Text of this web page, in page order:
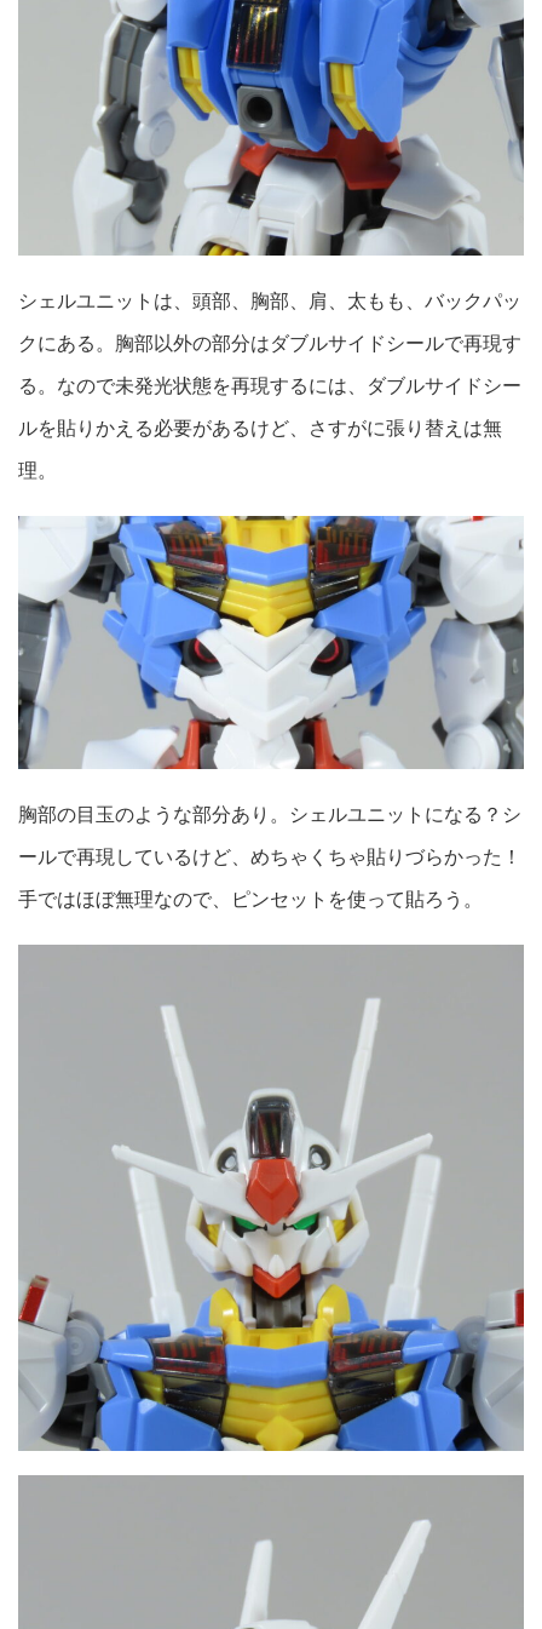
シェルユニットは、頭部、胸部、肩、太もも、バックパッ
クにある。胸部以外の部分はダブルサイドシールで再現す
る。なので未発光状態を再現するには、ダブルサイドシー
ルを貼りかえる必要があるけど、さすがに張り替えは無
理。
胸部の目玉のような部分あり。シェルユニットになる？シ
ールで再現しているけど、めちゃくちゃ貼りづらかった！
手ではほぼ無理なので、ピンセットを使って貼ろう。